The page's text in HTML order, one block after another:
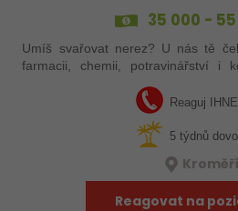
35 000 -
Umíš svařovat nerez? U nás tě
farmacii, chemii, potravinářství i
Reaguj
5 týdnů
Reagovat na